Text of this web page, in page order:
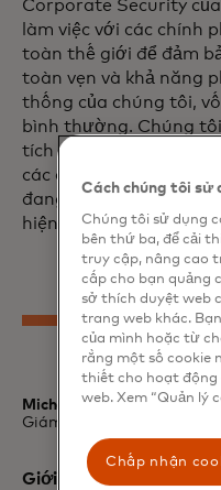
Corporate Security
làm việc với các chính
toàn thế giới để đảm
toàn vẹn và khả năng
thống của chúng tôi,
bình thường. Chúng
tích cực và phản ứng
các cuộc tấn công
đang tăng lên đáng kể
hiện tại.
Michael Miebach
Giám đốc điều hành,
Giới thiệu về
Cách chúng tôi sử
Chúng tôi sử dụng
bên thứ ba, để cải
truy cập, nâng cao
cấp cho bạn quảng
sở thích duyệt web
trang web khác.
của mình hoặc từ
rằng một số cookie
thiết cho hoạt động
web. Xem “Quản lý
Chấp nhận